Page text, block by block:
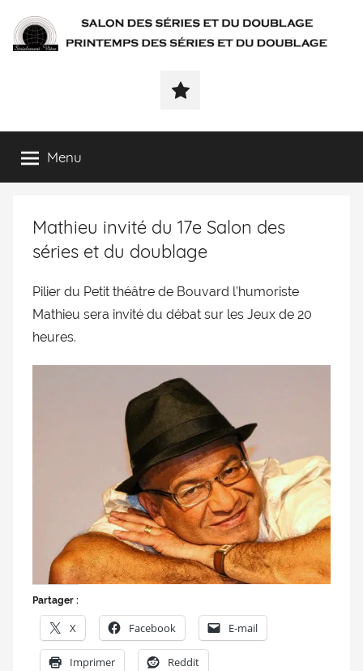
SÉRIALEMENT-
séries
et
doublage
séries
doublage
Menu
Mathieu invité du 17e Salon des
séries et du doublage
Pilier du Petit théâtre de Bouvard l’humoriste
Mathieu sera invité du débat sur les Jeux de 20
heures.
Partager :
X Facebook E-mail
Imprimer Reddit